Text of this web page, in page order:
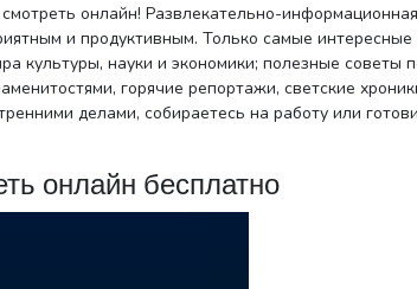
смотреть онлайн! Развлекательно-информационная
и продуктивным. Только самые интересные
культуры, науки и экономики; полезные советы
горячие репортажи, светские
делами, собираетесь на работу или
онлайн бесплатно